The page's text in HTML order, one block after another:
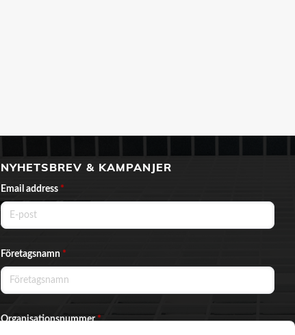
NYHETSBREV & KAMPANJER
Email address *
Företagsnamn *
Organisationsnummer*